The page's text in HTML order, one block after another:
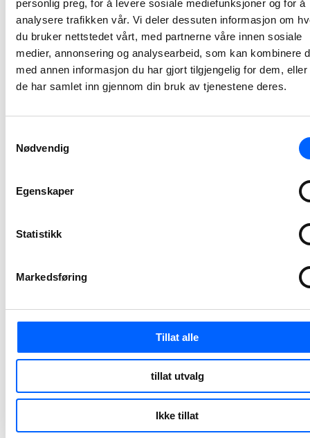
personlig preg, for å levere sosiale mediefunksjoner og for å
analysere trafikken vår. Vi deler dessuten informasjon om
du bruker nettstedet vårt, med partnerne våre innen sosiale
medier, annonsering og analysearbeid, som kan kombinere
med annen informasjon du har gjort tilgjengelig for dem,
de har samlet inn gjennom din bruk av tjenestene deres.
Nødvendig
Egenskaper
Statistikk
Markedsføring
Tillat alle
tillat utvalg
Ikke tillat
På oppdrag for Anlegg Øst skal NCC asfaltere Rv 3 i Stor-Elvdal kommune.Totalt skal det legges nærmere 40 000 tonn asfalt på den 3,5 kilometer lange nye veistrekningen mellom Evenstad og Imsroa.
2025-08-28 11:45
NCC tildelt stor
asfaltkontrakt
og bygging av
Nesodden kommune og NCC har inngått en utviklingskontrakt for rehabilitering av Nesoddtangen skole og samfunnshus, samt oppføring av en ny flerbrukshall.
Alle